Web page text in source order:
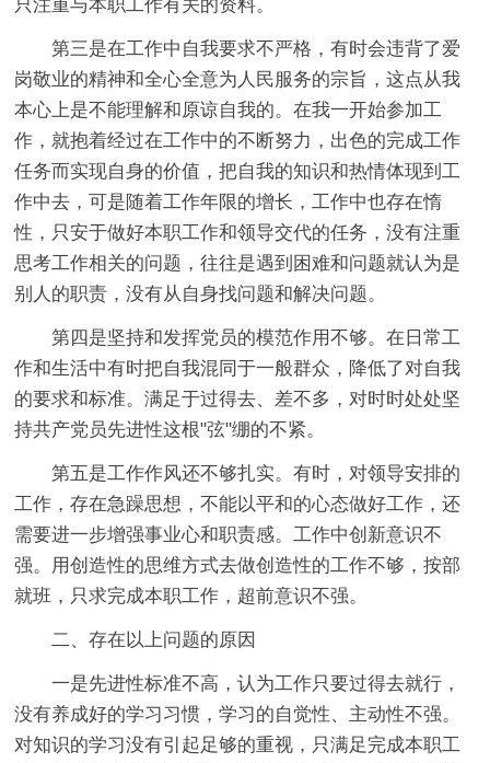
只注重与本职工作有关的资料。
第三是在工作中自我要求不严格，有时会违背了爱
岗敬业的精神和全心全意为人民服务的宗旨，这点从我
本心上是不能理解和原谅自我的。在我一开始参加工
作，就抱着经过在工作中的不断努力，出色的完成工作
任务而实现自身的价值，把自我的知识和热情体现到工
作中去，可是随着工作年限的增长，工作中也存在惰
性，只安于做好本职工作和领导交代的任务，没有注重
思考工作相关的问题，往往是遇到困难和问题就认为是
别人的职责，没有从自身找问题和解决问题。
第四是坚持和发挥党员的模范作用不够。在日常工
作和生活中有时把自我混同于一般群众，降低了对自我
的要求和标准。满足于过得去、差不多，对时时处处坚
持共产党员先进性这根"弦"绷的不紧。
第五是工作作风还不够扎实。有时，对领导安排的
工作，存在急躁思想，不能以平和的心态做好工作，还
需要进一步增强事业心和职责感。工作中创新意识不
强。用创造性的思维方式去做创造性的工作不够，按部
就班，只求完成本职工作，超前意识不强。
二、存在以上问题的原因
一是先进性标准不高，认为工作只要过得去就行，
没有养成好的学习习惯，学习的自觉性、主动性不强。
对知识的学习没有引起足够的重视，只满足完成本职工